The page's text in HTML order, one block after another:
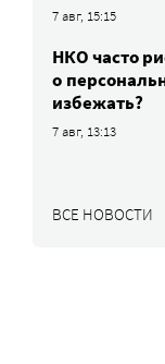
7 авг, 15:15
НКО часто
о
избежать?
7 авг, 13:13
ВСЕ НОВОСТИ